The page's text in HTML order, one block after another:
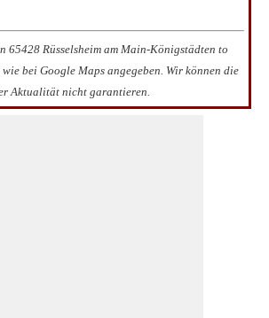
65428 Rüsselsheim am Main-Königstädten to
bei Google Maps angegeben. Wir können die
Aktualität nicht garantieren.